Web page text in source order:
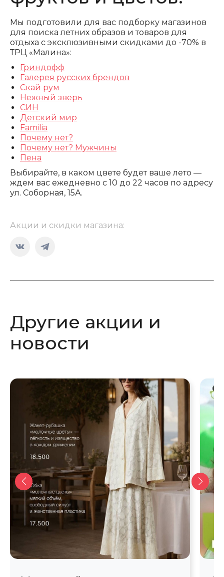
Мы подготовили для вас подборку магазинов
для поиска летних образов и товаров для
отдыха с эксклюзивными скидками до -70% в
ТРЦ «Малина»:
Гриндофф
Галерея русских брендов
Скай рум
Нежный зверь
СИН
Детский мир
Familia
Почему нет?
Почему нет? Мужчины
Пена
Выбирайте, в каком цвете будет ваше лето —
ждем вас ежедневно с 10 до 22 часов по адресу
ул. Соборная, 15А.
Акции и скидки магазина:
Страница
открывается
окне
Страница
открывается
окне
Другие акции и
новости